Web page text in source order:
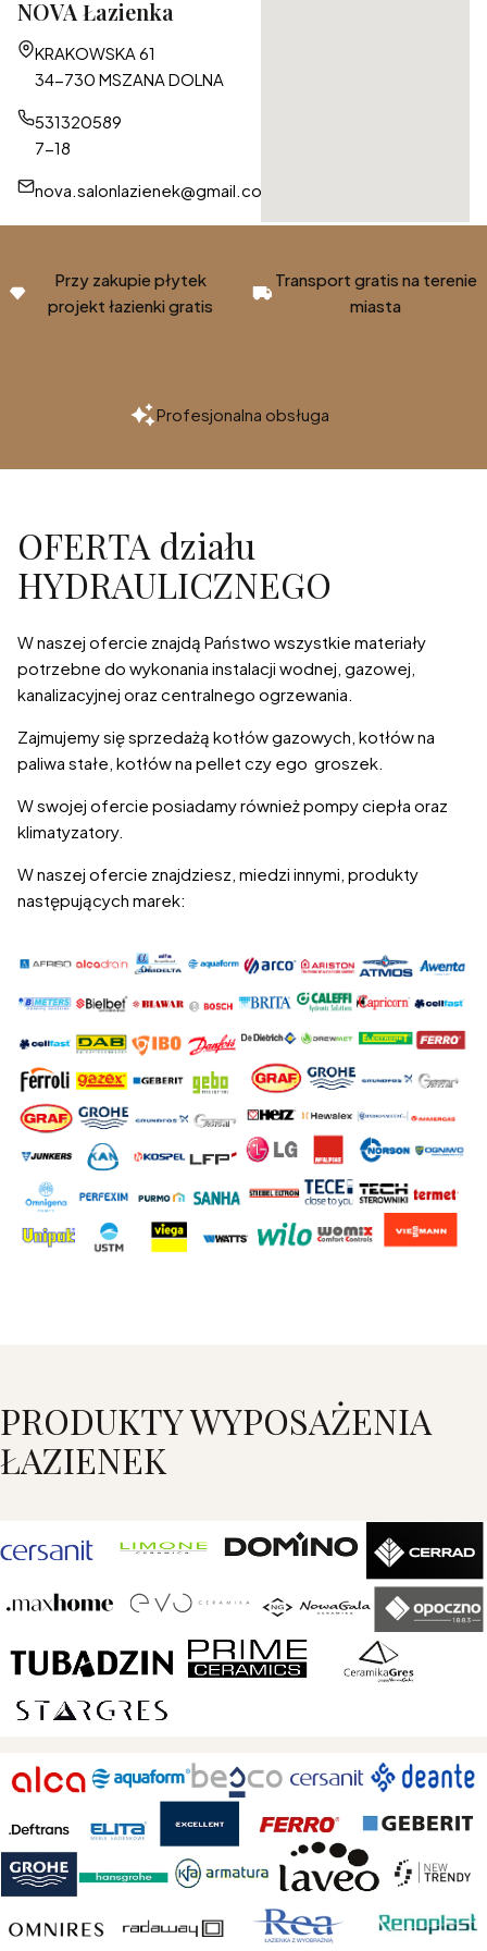
NOVA Łazienka
Adres:
KRAKOWSKA 61
34-730 MSZANA DOLNA
531320589
7-18
nova.salonlazienek@gmail.com
Przy zakupie płytek
projekt łazienki gratis
Transport gratis na terenie
miasta
Profesjonalna obsługa
OFERTA działu
HYDRAULICZNEGO
W naszej ofercie znajdą Państwo wszystkie materiały
potrzebne do wykonania instalacji wodnej, gazowej,
kanalizacyjnej oraz centralnego ogrzewania.
Zajmujemy się sprzedażą kotłów gazowych, kotłów na
paliwa stałe, kotłów na pellet czy ego groszek.
W swojej ofercie posiadamy również pompy ciepła oraz
klimatyzatory.
W naszej ofercie znajdziesz, miedzi innymi, produkty
następujących marek:
PRODUKTY WYPOSAŻENIA
ŁAZIENEK